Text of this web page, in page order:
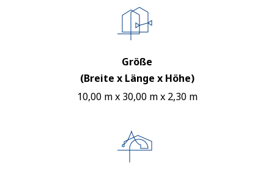
Größe
(Breite x Länge x Höhe)
10,00 m x 30,00 m x 2,30 m